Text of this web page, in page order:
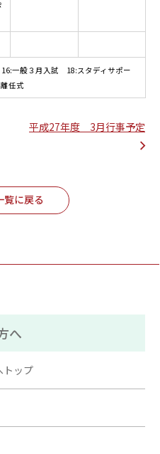
一般３月入試 18:スタディサポー
任式
平成27年度 3月行事予定
覧に戻る
へ
トップ